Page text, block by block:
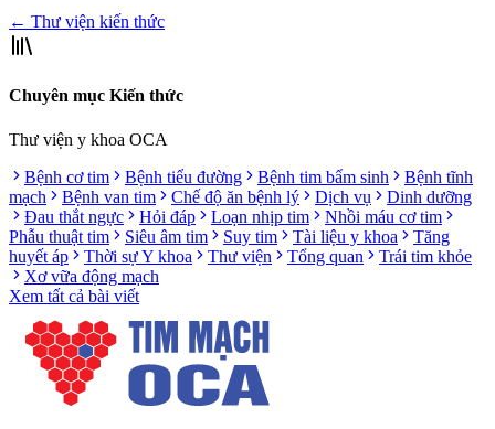
← Thư viện kiến thức
Chuyên mục Kiến thức
Thư viện y khoa OCA
Bệnh cơ tim
Bệnh tiểu đường Bệnh tim bẩm sinh
Bệnh tĩnh
mạch
Bệnh van tim Chế độ ăn bệnh lý Dịch vụ
Dinh dưỡng
Đau thắt ngực
Hỏi đáp Loạn nhịp tim
Nhồi máu cơ tim
Phẫu thuật tim
Siêu âm tim Suy tim Tài liệu y khoa
Tăng
huyết áp
Thời sự Y khoa Thư viện Tổng quan
Trái tim khỏe
Xơ vữa động mạch
Xem tất cả bài viết